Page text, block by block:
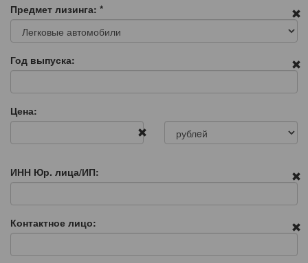
Предмет лизинга: *
Год выпуска:
Цена:
ИНН Юр. лица/ИП:
Контактное лицо: